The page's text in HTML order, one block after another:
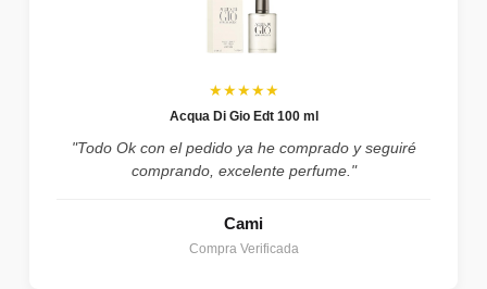
★★★★★
Acqua Di Gio Edt 100 ml
"Todo Ok con el pedido ya he comprado y seguiré
comprando, excelente perfume."
Cami
Compra Verificada